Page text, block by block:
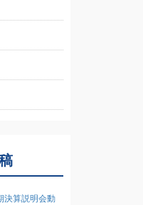
決算説明会動